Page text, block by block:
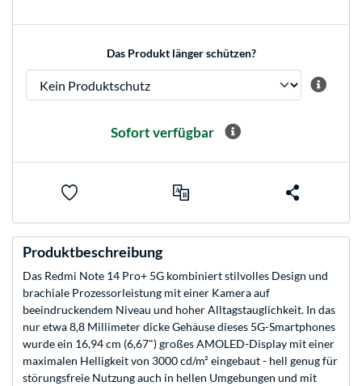
Das Produkt länger schützen?
Sofort verfügbar
Produktbeschreibung
Das Redmi Note 14 Pro+ 5G kombiniert stilvolles Design und
brachiale Prozessorleistung mit einer Kamera auf
beeindruckendem Niveau und hoher Alltagstauglichkeit. In das
nur etwa 8,8 Millimeter dicke Gehäuse dieses 5G-Smartphones
wurde ein 16,94 cm (6,67") großes AMOLED-Display mit einer
maximalen Helligkeit von 3000 cd/m² eingebaut - hell genug für
störungsfreie Nutzung auch in hellen Umgebungen und mit